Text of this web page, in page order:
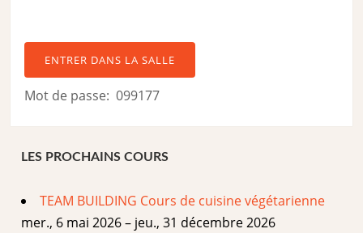
ENTRER DANS LA SALLE
Mot de passe: 099177
LES PROCHAINS COURS
TEAM BUILDING Cours de cuisine végétarienne
mer., 6 mai 2026 – jeu., 31 décembre 2026